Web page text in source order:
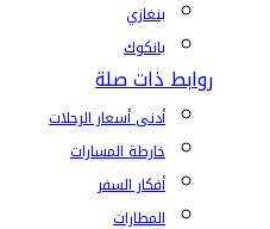
بنغازي
بانكوك
روابط ذات صلة
أدنى أسعار الرحلات
خارطة المسارات
أفكار السفر
المطارات